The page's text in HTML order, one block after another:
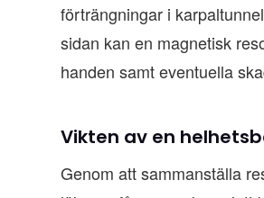
förträngningar i
sidan kan en magnetisk
handen samt eventuella
Vikten av en
Genom att sammanställa